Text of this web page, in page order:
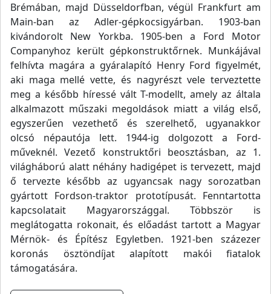
Brémában, majd Düsseldorfban, végül Frankfurt am
Main-ban az Adler-gépkocsigyárban. 1903-ban
kivándorolt New Yorkba. 1905-ben a Ford Motor
Companyhoz került gépkonstruktőrnek. Munkájával
felhívta magára a gyáralapító Henry Ford figyelmét,
aki maga mellé vette, és nagyrészt vele terveztette
meg a később híressé vált T-modellt, amely az általa
alkalmazott műszaki megoldások miatt a világ első,
egyszerűen vezethető és szerelhető, ugyanakkor
olcsó népautója lett. 1944-ig dolgozott a Ford-
műveknél. Vezető konstruktőri beosztásban, az 1.
világháború alatt néhány hadigépet is tervezett, majd
ő tervezte később az ugyancsak nagy sorozatban
gyártott Fordson-traktor prototípusát. Fenntartotta
kapcsolatait Magyarországgal. Többször is
meglátogatta rokonait, és előadást tartott a Magyar
Mérnök- és Építész Egyletben. 1921-ben százezer
koronás ösztöndíjat alapított makói fiatalok
támogatására.